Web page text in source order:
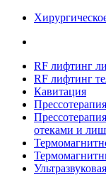
RF лифтинг
RF лифтинг
Кавитация
Прессотерапия
отеками и